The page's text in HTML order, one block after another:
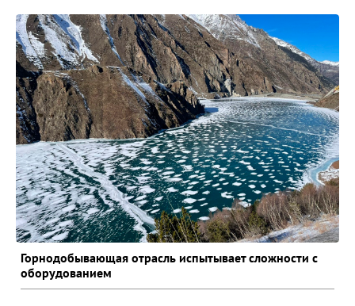
Горнодобывающая отрасль испытывает сложности с
оборудованием